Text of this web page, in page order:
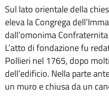
Sul lato orientale della
eleva la Congrega
dall’omonima
L’atto di fondazione fu
Pollieri nel 1765, dopo
dell’edificio. Nella parte
un muro e chiusa da un